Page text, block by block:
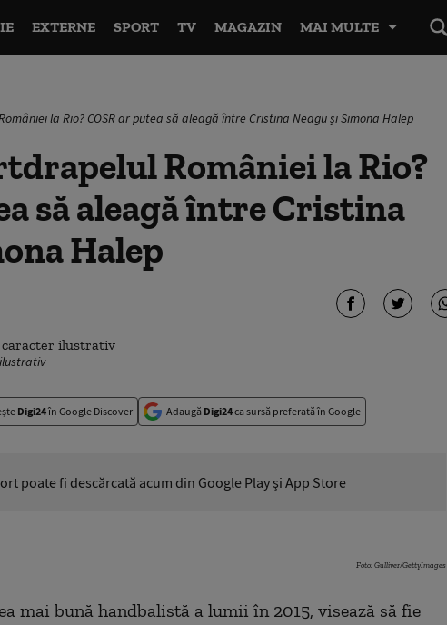
EXTERNE SPORT TV MAGAZIN MAI MULTE
la Rio? COSR ar putea să aleagă între Cristina Neagu și Simona Halep
României la Rio?
să aleagă între Cristina
Halep
Digi24în Google Discover Adaugă Digi24ca sursă preferată în Google
poate fi descărcată acum din Google Play şi App Store
Foto: Gulliver/GettyImages
mai bună handbalistă a lumii în 2015, visează să fie